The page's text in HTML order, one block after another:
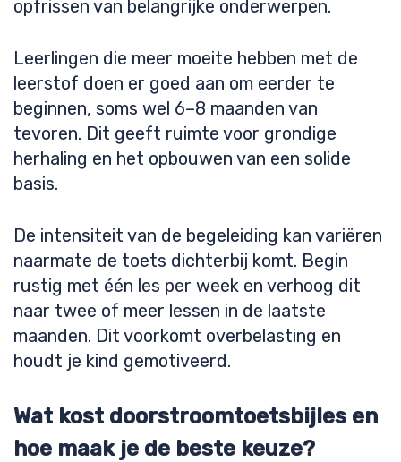
opfrissen van belangrijke onderwerpen.
Leerlingen die meer moeite hebben met de
leerstof doen er goed aan om eerder te
beginnen, soms wel 6–8 maanden van
tevoren. Dit geeft ruimte voor grondige
herhaling en het opbouwen van een solide
basis.
De intensiteit van de begeleiding kan variëren
naarmate de toets dichterbij komt. Begin
rustig met één les per week en verhoog dit
naar twee of meer lessen in de laatste
maanden. Dit voorkomt overbelasting en
houdt je kind gemotiveerd.
Wat kost doorstroomtoetsbijles en
hoe maak je de beste keuze?